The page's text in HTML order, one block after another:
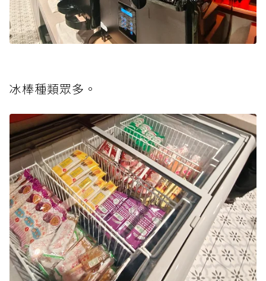
冰棒種類眾多。